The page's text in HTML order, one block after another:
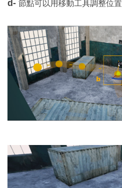
d- 節點可以用移動工具調整位置